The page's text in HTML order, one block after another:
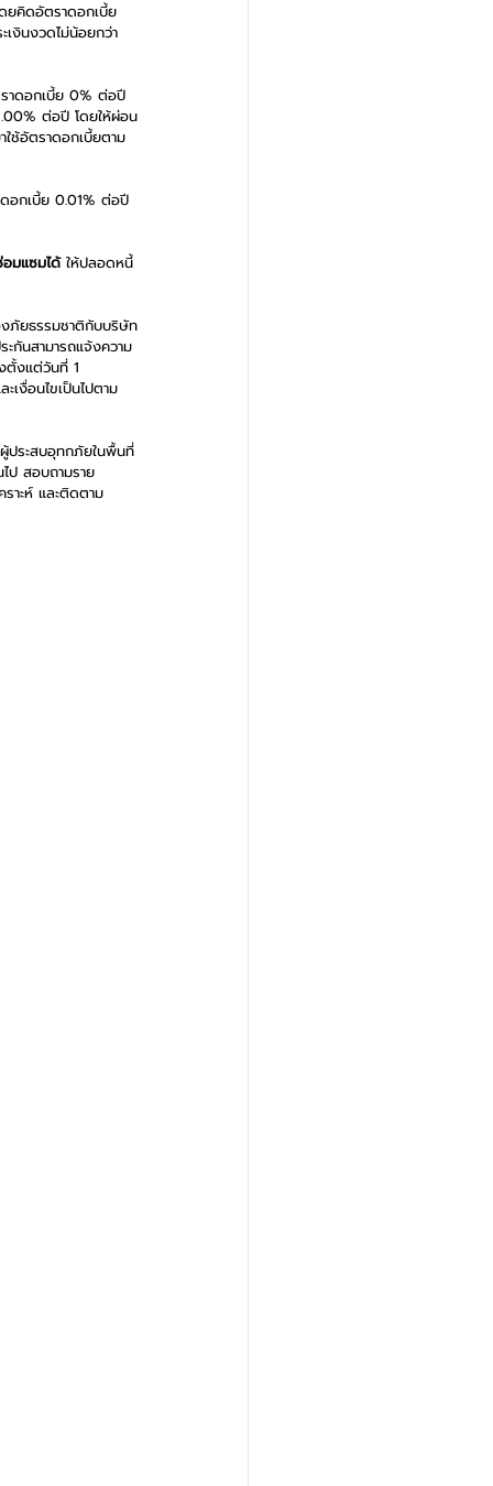
ดยคิดอัตราดอกเบี้ย
งินงวดไม่น้อยกว่า
ราดอกเบี้ย 0% ต่อปี
ต่อปี โดยให้ผ่อน
ใช้อัตราดอกเบี้ยตาม
อกเบี้ย 0.01% ต่อปี
อมแซมได้ ให้ปลอดหนี้
ภัยธรรมชาติกับบริษัท
กันสามารถแจ้งความ
ตั้งแต่วันที่ 1
งื่อนไขเป็นไปตาม
ประสบอุทกภัยในพื้นที่
ป สอบถามราย
าะห์ และติดตาม